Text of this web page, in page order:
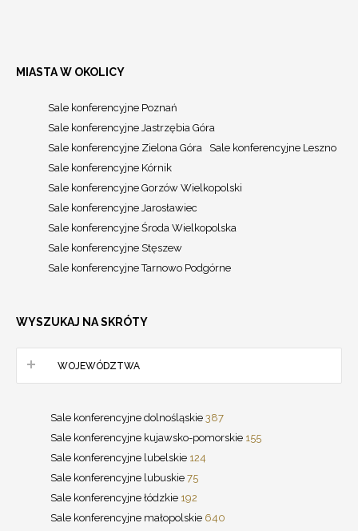
MIASTA W OKOLICY
Sale konferencyjne Poznań
Sale konferencyjne Jastrzębia Góra
Sale konferencyjne Zielona Góra
Sale konferencyjne Leszno
Sale konferencyjne Kórnik
Sale konferencyjne Gorzów Wielkopolski
Sale konferencyjne Jarosławiec
Sale konferencyjne Środa Wielkopolska
Sale konferencyjne Stęszew
Sale konferencyjne Tarnowo Podgórne
WYSZUKAJ NA SKRÓTY
WOJEWÓDZTWA
Sale konferencyjne dolnośląskie 387
Sale konferencyjne kujawsko-pomorskie 155
Sale konferencyjne lubelskie 124
Sale konferencyjne lubuskie 75
Sale konferencyjne łódzkie 192
Sale konferencyjne małopolskie 640